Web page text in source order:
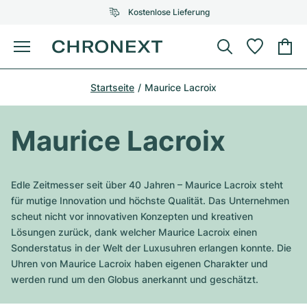
Kostenlose Lieferung
Menü
AUSGEWÄHLTE MARKEN
Alle Rolex Modelle
Top-Modelle
Air-King
Omega
Alle Omega Modelle
Top-Modelle
Patek Philippe
Alle Patek Philippe Modelle
Audemars Piguet
Cartier
Breitling
Certified Pre-Owned
Schmuck
AUSGEWÄHLTE MARKEN
Tiffany
Louis Vuitton
Gebauer & Gebauer
Van Cleef & Arpels
Neuzugänge
Service
Startseite Maurice Lacroix
Maurice Lacroix
Edle Zeitmesser seit über 40 Jahren – Maurice Lacroix steht
für mutige Innovation und höchste Qualität. Das Unternehmen
scheut nicht vor innovativen Konzepten und kreativen
Lösungen zurück, dank welcher Maurice Lacroix einen
Sonderstatus in der Welt der Luxusuhren erlangen konnte. Die
Uhren von Maurice Lacroix haben eigenen Charakter und
werden rund um den Globus anerkannt und geschätzt.